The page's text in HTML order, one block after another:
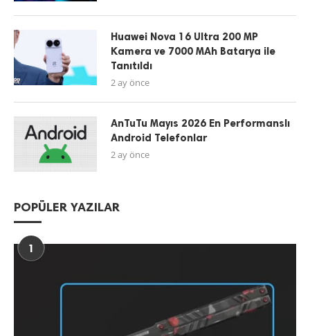
Huawei Nova 16 Ultra 200 MP
Kamera ve 7000 MAh Batarya ile
Tanıtıldı
2 ay önce
AnTuTu Mayıs 2026 En Performanslı
Android Telefonlar
2 ay önce
POPÜLER YAZILAR
1